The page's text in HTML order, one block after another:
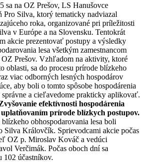
sa na OZ Prešov, LS Hanušovce
Pro Silva, ktorý tematicky nadviazal
roka, organizované pri príležitosti
v Európe a na Slovensku. Tentokrát
akcie prezentovať postupy a výsledky
lesa všetkým zamestnancom
Prešov. Vzhľadom na aktivity, ktoré
oblasti, sa do procesu prírode blízkeho
viac odborných lesných hospodárov
aby boli o tomto spôsobe hospodárenia
správne a cieľavedome prakticky aplikovať.
efektívnosti hospodárenia
prírode blízkych postupov.
obhospodarovania lesa boli
Silva Královčík. Sprievodcami akcie počas
OZ p. Miroslav Kováč a vedúci
Verčimák. Počas oboch dní sa
102 účastníkov.